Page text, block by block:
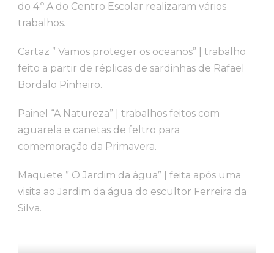
do 4.º A do Centro Escolar realizaram vários
trabalhos.
Cartaz ” Vamos proteger os oceanos” | trabalho
feito a partir de réplicas de sardinhas de Rafael
Bordalo Pinheiro.
Painel “A Natureza” | trabalhos feitos com
aguarela e canetas de feltro para
comemoração da Primavera.
Maquete ” O Jardim da água” | feita após uma
visita ao Jardim da água do escultor Ferreira da
Silva.